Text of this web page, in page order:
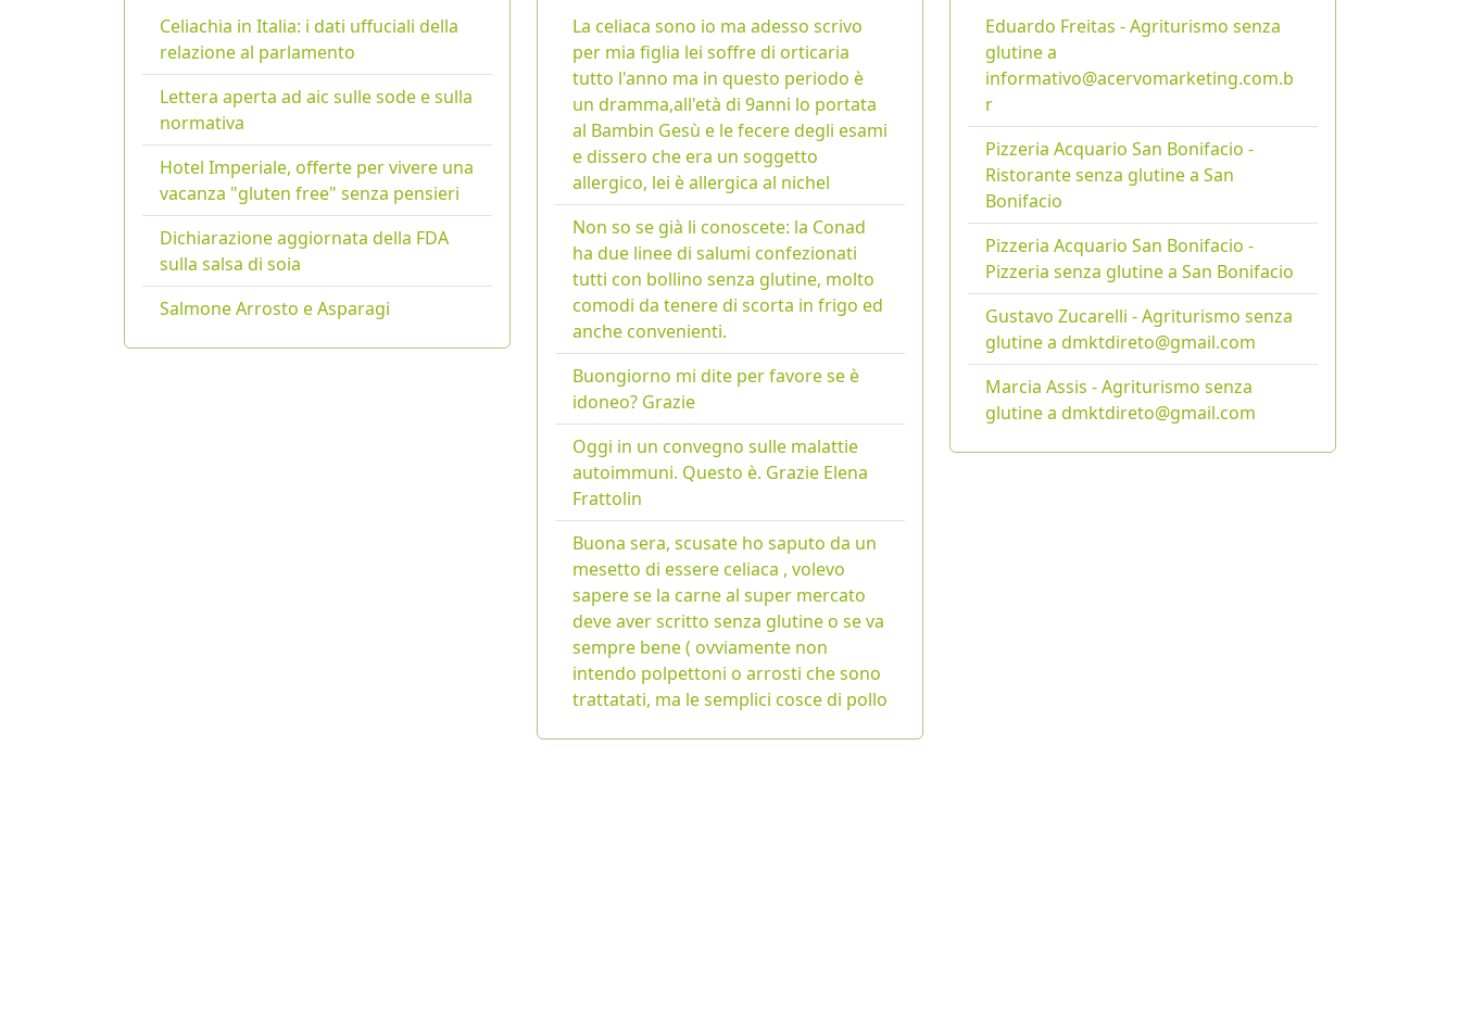
Celiachia in Italia: i dati uffuciali della
relazione al parlamento
Lettera aperta ad aic sulle sode e sulla
normativa
Hotel Imperiale, offerte per vivere una
vacanza "gluten free" senza pensieri
Dichiarazione aggiornata della FDA
sulla salsa di soia
Salmone Arrosto e Asparagi
La celiaca sono io ma adesso scrivo
per mia figlia lei soffre di orticaria
tutto l'anno ma in questo periodo è
un dramma,all'età di 9anni lo portata
al Bambin Gesù e le fecere degli esami
e dissero che era un soggetto
allergico, lei è allergica al nichel
Non so se già li conoscete: la Conad
ha due linee di salumi confezionati
tutti con bollino senza glutine, molto
comodi da tenere di scorta in frigo ed
anche convenienti.
Buongiorno mi dite per favore se è
idoneo? Grazie
Oggi in un convegno sulle malattie
autoimmuni. Questo è. Grazie Elena
Frattolin
Buona sera, scusate ho saputo da un
mesetto di essere celiaca , volevo
sapere se la carne al super mercato
deve aver scritto senza glutine o se va
sempre bene ( ovviamente non
intendo polpettoni o arrosti che sono
trattatati, ma le semplici cosce di pollo
Eduardo Freitas - Agriturismo senza
glutine a
informativo@acervomarketing.com.b
r
Pizzeria Acquario San Bonifacio -
Ristorante senza glutine a San
Bonifacio
Pizzeria Acquario San Bonifacio -
Pizzeria senza glutine a San Bonifacio
Gustavo Zucarelli - Agriturismo senza
glutine a dmktdireto@gmail.com
Marcia Assis - Agriturismo senza
glutine a dmktdireto@gmail.com